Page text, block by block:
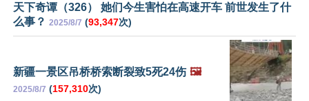
天下奇谭（326） 她们今生害怕在高速开车 前世发生了什
么事？ 2025/8/7 (93,347次)
新疆一景区吊桥桥索断裂致5死24伤 🖼️
2025/8/7 (157,310次)